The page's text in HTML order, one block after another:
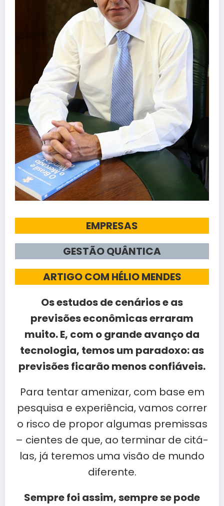
EMPRESAS
GESTÃO QUÂNTICA
ARTIGO COM HÉLIO MENDES
Os estudos de cenários e as
previsões econômicas erraram
muito. E, com o grande avanço da
tecnologia, temos um paradoxo: as
previsões ficarão menos confiáveis.
Para tentar amenizar, com base em
pesquisa e experiência, vamos correr
o risco de propor algumas premissas
– cientes de que, ao terminar de citá-
las, já teremos uma visão de mundo
diferente.
Sempre foi assim, sempre se pode